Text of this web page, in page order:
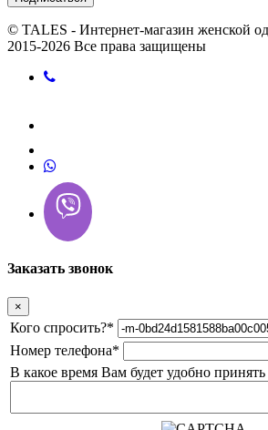
© TALES - Интернет-магазин женской
2015-2026 Все права защищены
Заказать звонок
×
Кого спросить?*
Номер телефона*
В какое время Вам будет удобно